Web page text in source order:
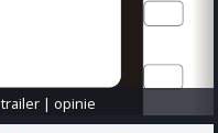
trailer |opinie